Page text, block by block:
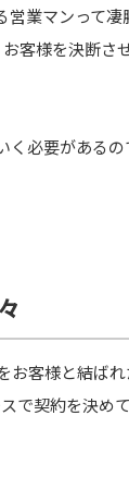
業マンって凄
客様を決断さ
く必要がある
客様と結ばれ
で契約を決め